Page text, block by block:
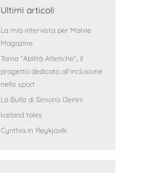
Ultimi articoli
La mia intervista per Malvie
Magazine
Torna “Abilità Atletiche”, il
progetto dedicato all’inclusione
nello sport
La Bulla di Simona Denini
Iceland tales
Cynthia in Reykjavik